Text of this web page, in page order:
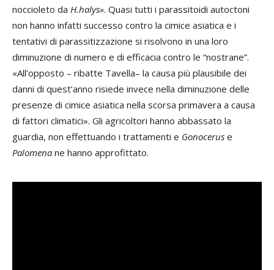
noccioleto da H.halys». Quasi tutti i parassitoidi autoctoni
non hanno infatti successo contro la cimice asiatica e i
tentativi di parassitizzazione si risolvono in una loro
diminuzione di numero e di efficacia contro le “nostrane”.
«All’opposto – ribatte Tavella– la causa più plausibile dei
danni di quest’anno risiede invece nella diminuzione delle
presenze di cimice asiatica nella scorsa primavera a causa
di fattori climatici». Gli agricoltori hanno abbassato la
guardia, non effettuando i trattamenti e Gonocerus e
Palomena ne hanno approfittato.